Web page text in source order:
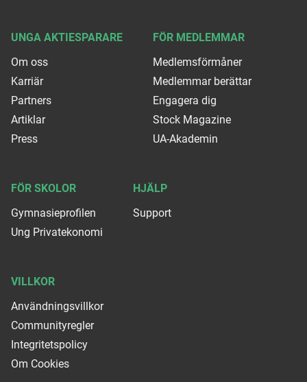
UNGA AKTIESPARARE
Om oss
Karriär
Partners
Artiklar
Press
FÖR MEDLEMMAR
Medlemsförmåner
Medlemmar berättar
Engagera dig
Stock Magazine
UA-Akademin
FÖR SKOLOR
Gymnasieprofilen
Ung Privatekonomi
HJÄLP
Support
VILLKOR
Användningsvillkor
Communityregler
Integritetspolicy
Om Cookies